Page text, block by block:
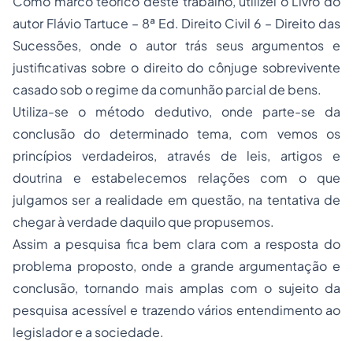
autor Flávio Tartuce – 8ª Ed. Direito Civil 6 – Direito das
Sucessões, onde o autor trás seus argumentos e
justificativas sobre o direito do cônjuge sobrevivente
casado sob o regime da comunhão parcial de bens.
Utiliza-se o método dedutivo, onde parte-se da
conclusão do determinado tema, com vemos os
princípios verdadeiros, através de leis, artigos e
doutrina e estabelecemos relações com o que
julgamos ser a realidade em questão, na tentativa de
chegar à verdade daquilo que propusemos.
Assim a pesquisa fica bem clara com a resposta do
problema proposto, onde a grande argumentação e
conclusão, tornando mais amplas com o sujeito da
pesquisa acessível e trazendo vários entendimento ao
legislador e a sociedade.